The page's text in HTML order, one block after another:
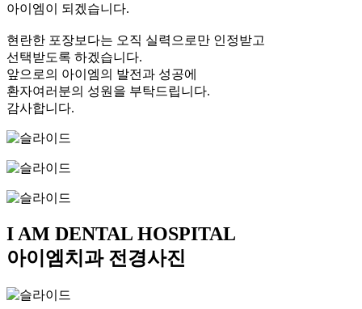
아이엠이 되겠습니다.
현란한 포장보다는 오직 실력으로만 인정받고
선택받도록 하겠습니다.
앞으로의 아이엠의 발전과 성공에
환자여러분의 성원을 부탁드립니다.
감사합니다.
I AM DENTAL HOSPITAL
아이엠치과 전경사진